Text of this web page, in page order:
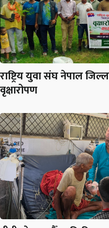
राष्ट्रिय युवा संघ नेपाल
वृक्षारोपण